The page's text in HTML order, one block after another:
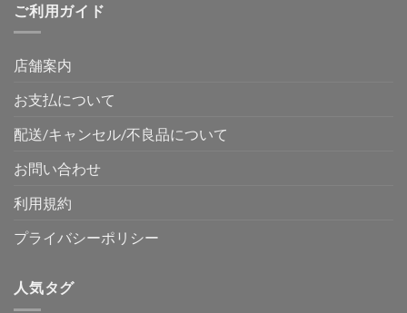
ご利用ガイド
店舗案内
お支払について
配送/キャンセル/不良品について
お問い合わせ
利用規約
プライバシーポリシー
人気タグ